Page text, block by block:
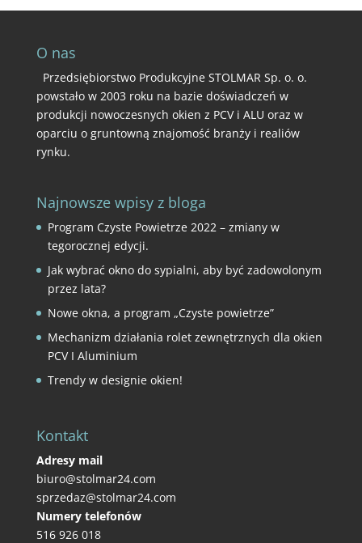
O nas
Przedsiębiorstwo Produkcyjne STOLMAR Sp. o. o.
powstało w 2003 roku na bazie doświadczeń w
produkcji nowoczesnych okien z PCV i ALU oraz w
oparciu o gruntowną znajomość branży i realiów
rynku.
Najnowsze wpisy z bloga
Program Czyste Powietrze 2022 – zmiany w
tegorocznej edycji.
Jak wybrać okno do sypialni, aby być zadowolonym
przez lata?
Nowe okna, a program „Czyste powietrze”
Mechanizm działania rolet zewnętrznych dla okien
PCV I Aluminium
Trendy w designie okien!
Kontakt
Adresy mail
biuro@stolmar24.com
sprzedaz@stolmar24.com
Numery telefonów
516 926 018